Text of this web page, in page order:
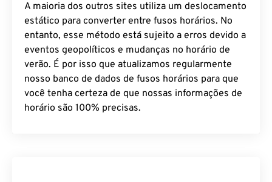
A maioria dos outros sites utiliza um deslocamento
estático para converter entre fusos horários. No
entanto, esse método está sujeito a erros devido a
eventos geopolíticos e mudanças no horário de
verão. É por isso que atualizamos regularmente
nosso banco de dados de fusos horários para que
você tenha certeza de que nossas informações de
horário são 100% precisas.